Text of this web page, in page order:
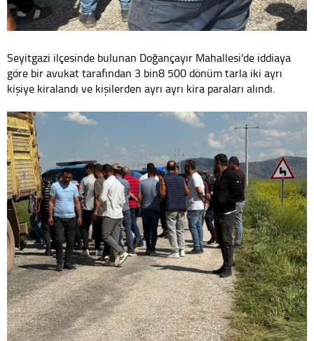
Seyitgazi ilçesinde bulunan Doğançayır Mahallesi'de iddiaya
göre bir avukat tarafından 3 bin8 500 dönüm tarla iki ayrı
kişiye kiralandı ve kişilerden ayrı ayrı kira paraları alındı.